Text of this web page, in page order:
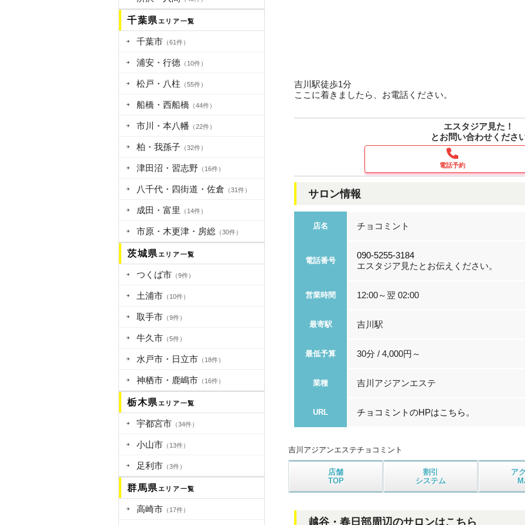
吉川駅徒歩1分
ここに着きましたら、お電話ください。
エスタジア見た！
とお問い合わせくださ
電話予約
サロン情報
店名 チョコミント
電話番号
090-5255-3184
エスタジア見たとお伝えください。
営業時間 12:00～翌 02:00
最寄駅 吉川駅
最低予算 30分 / 4,000円～
業種 吉川アジアンエステ
URL チョコミントのHPはこちら。
吉川アジアンエステチョコミント
店舗
TOP
割引
システム
ア
越谷・春日部周辺のサロンはこちら
千葉県 エリア一覧
千葉市 （61件）
浦安・行徳 （10件）
松戸・八柱 （55件）
船橋・西船橋 （44件）
市川・本八幡 （22件）
柏・我孫子 （32件）
津田沼・習志野 （16件）
八千代・四街道・佐倉 （31件）
成田・富里 （14件）
市原・木更津・房総 （30件）
茨城県 エリア一覧
つくば市 （9件）
土浦市 （10件）
取手市 （9件）
牛久市 （5件）
水戸市・日立市 （18件）
神栖市・鹿嶋市 （16件）
栃木県 エリア一覧
宇都宮市 （34件）
小山市 （13件）
足利市 （3件）
群馬県 エリア一覧
高崎市 （17件）